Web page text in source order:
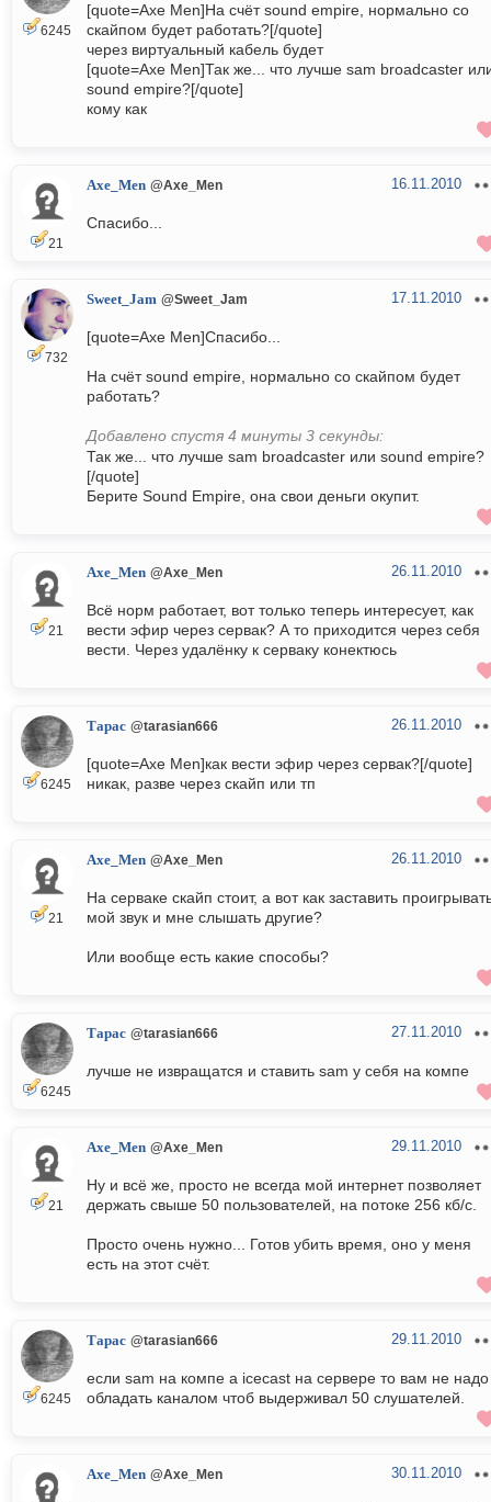
6245
[quote=Axe Men]На счёт sound empire, нормально со
скайпом будет работать?[/quote]
через виртуальный кабель будет
[quote=Axe Men]Так же... что лучше sam broadcaster
sound empire?[/quote]
кому как
21
Axe_Men @Axe_Men 16.11.2010
Спасибо...
732
Sweet_Jam @Sweet_Jam 17.11.2010
[quote=Axe Men]Спасибо...
На счёт sound empire, нормально со скайпом будет
работать?
Добавлено спустя 4 минуты 3 секунды:
Так же... что лучше sam broadcaster или sound empire?
[/quote]
Берите Sound Empire, она свои деньги окупит.
21
Axe_Men @Axe_Men 26.11.2010
Всё норм работает, вот только теперь интересует, как
вести эфир через сервак? А то приходится через себя
вести. Через удалёнку к серваку конектюсь
6245
Тарас @tarasian666 26.11.2010
[quote=Axe Men]как вести эфир через сервак?[/quote]
никак, разве через скайп или тп
21
Axe_Men @Axe_Men 26.11.2010
На серваке скайп стоит, а вот как заставить
мой звук и мне слышать другие?
Или вообще есть какие способы?
6245
Тарас @tarasian666 27.11.2010
лучше не извращатся и ставить sam у себя на компе
21
Axe_Men @Axe_Men 29.11.2010
Ну и всё же, просто не всегда мой интернет позволяет
держать свыше 50 пользователей, на потоке 256 кб/с.
Просто очень нужно... Готов убить время, оно у меня
есть на этот счёт.
6245
Тарас @tarasian666 29.11.2010
если sam на компе а icecast на сервере то вам не надо
обладать каналом чтоб выдерживал 50 слушателей.
Axe_Men @Axe_Men 30.11.2010